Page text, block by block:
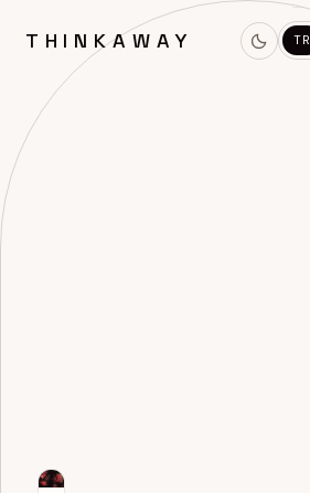
THINKAWAY TR